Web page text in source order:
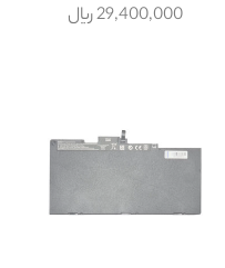
29,400,000 ریال